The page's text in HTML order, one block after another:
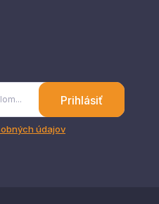
údajov
Prihlásiť